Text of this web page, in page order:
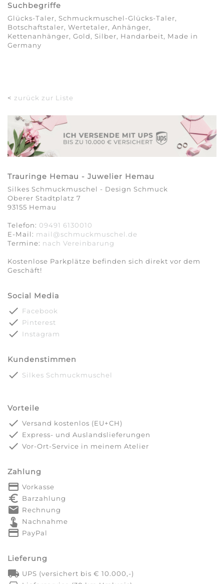
Suchbegriffe
Glücks-Taler, Schmuckmuschel-Glücks-Taler,
Botschaftstaler, Wertetaler, Anhänger,
Kettenanhänger, Gold, Silber, Handarbeit, Made in
Germany
< zurück zur Liste
Trauringe Hemau - Juwelier Hemau
Silkes Schmuckmuschel - Design Schmuck
Oberer Stadtplatz 7
93155 Hemau
Telefon: 09491 6130010
E-Mail: mail@schmuckmuschel.de
Termine: nach Vereinbarung​​​​​​​
Kostenlose Parkplätze befinden sich direkt vor dem
Geschäft!
Social Media
done Facebook
done Pinterest
done Instagram
Kundenstimmen
done Silkes Schmuckmuschel
Vorteile
done Versand kostenlos (EU+CH)
done Express- und Auslandslieferungen
done Vor-Ort-Service in meinem Atelier
Zahlung
payment Vorkasse
euro_symbol Barzahlung
markunread Rechnung
touch_app Nachnahme
credit_card PayPal
Lieferung
local_shipping UPS (versichert bis € 10.000,-)